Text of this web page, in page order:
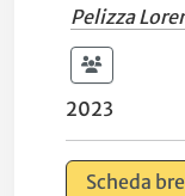
Pelizza
2023
Scheda